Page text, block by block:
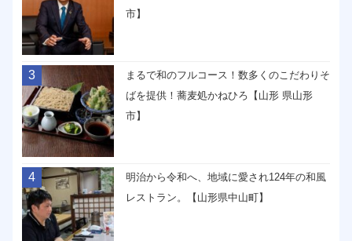
市】
3
まるで和のフルコース！数多くのこだわりそ
ばを提供！蕎麦処かねひろ【山形 県山形
市】
4
明治から令和へ、地域に愛され124年の和風
レストラン。【山形県中山町】